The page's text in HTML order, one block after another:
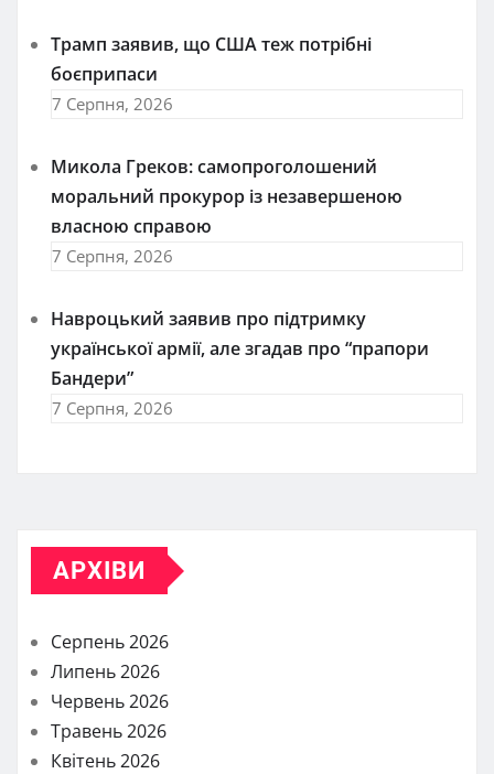
Трамп заявив, що США теж потрібні
боєприпаси
7 Серпня, 2026
Микола Греков: самопроголошений
моральний прокурор із незавершеною
власною справою
7 Серпня, 2026
Навроцький заявив про підтримку
української армії, але згадав про “прапори
Бандери”
7 Серпня, 2026
АРХІВИ
Серпень 2026
Липень 2026
Червень 2026
Травень 2026
Квітень 2026